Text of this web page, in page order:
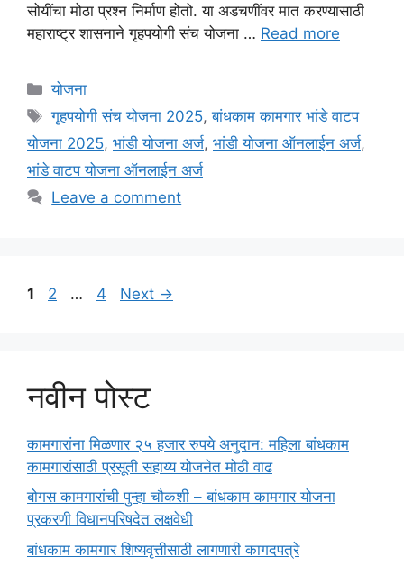
सोयींचा मोठा प्रश्न निर्माण होतो. या अडचणींवर मात करण्यासाठी
महाराष्ट्र शासनाने गृहपयोगी संच योजना … Read more
Categories
योजना
Tags
गृहपयोगी संच योजना 2025,बांधकाम कामगार भांडे वाटप
योजना 2025, भांडी योजना अर्ज, भांडी योजना ऑनलाईन अर्ज,
भांडे वाटप योजना ऑनलाईन अर्ज
Leave a comment
Page
1 Page
2 … Page
4 Next →
नवीन पोस्ट
कामगारांना मिळणार २५ हजार रुपये अनुदान: महिला बांधकाम
कामगारांसाठी प्रसूती सहाय्य योजनेत मोठी वाढ
बोगस कामगारांची पुन्हा चौकशी – बांधकाम कामगार योजना
प्रकरणी विधानपरिषदेत लक्षवेधी
बांधकाम कामगार शिष्यवृत्तीसाठी लागणारी कागदपत्रे